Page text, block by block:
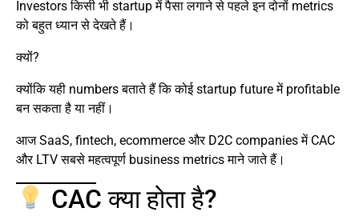
Investors किसी भी startup में पैसा लगाने से पहले इन दोनों metrics
को बहुत ध्यान से देखते हैं।
क्यों?
क्योंकि यही numbers बताते हैं कि कोई startup future में profitable
बन सकता है या नहीं।
आज SaaS, fintech, ecommerce और D2C companies में CAC
और LTV सबसे महत्वपूर्ण business metrics माने जाते हैं।
CAC क्या होता है?